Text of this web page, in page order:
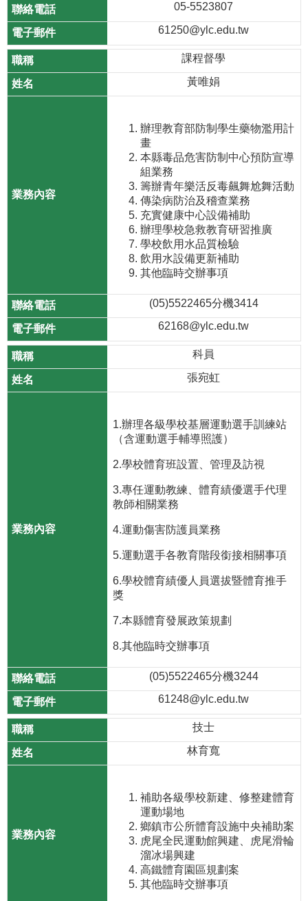
05-5523807
61250@ylc.edu.tw
課程督學
黃唯娟
辦理教育部防制學生藥物濫用計
畫
本縣毒品危害防制中心預防宣導
組業務
籌辦青年樂活反毒飆舞尬舞活動
傳染病防治及稽查業務
充實健康中心設備補助
辦理學校急救教育研習推廣
學校飲用水品質檢驗
飲用水設備更新補助
其他臨時交辦事項
(05)5522465分機3414
62168@ylc.edu.tw
科員
張宛虹
1.辦理各級學校基層運動選手訓練站
（含運動選手輔導照護）
2.學校體育班設置、管理及訪視
3.專任運動教練、體育績優選手代理
教師相關業務
4.運動傷害防護員業務
5.運動選手各教育階段銜接相關事項
6.學校體育績優人員選拔暨體育推手
獎
7.本縣體育發展政策規劃
8.其他臨時交辦事項
(05)5522465分機3244
61248@ylc.edu.tw
技士
林育寬
補助各級學校新建、修整建體育
運動場地
鄉鎮市公所體育設施中央補助案
虎尾全民運動館興建、虎尾滑輪
溜冰場興建
高鐵體育園區規劃案
其他臨時交辦事項